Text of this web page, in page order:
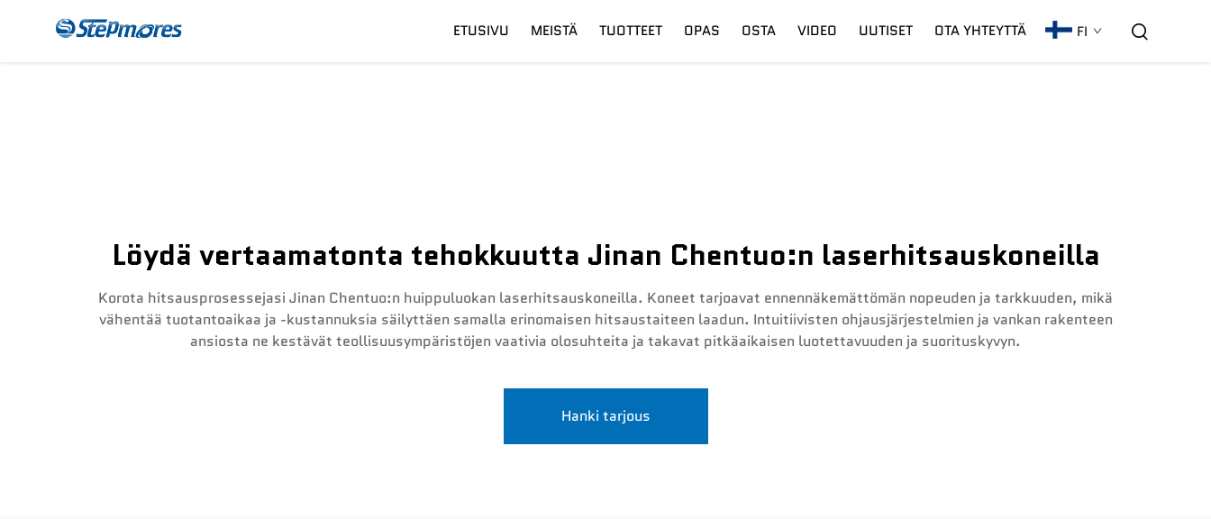
ETUSIVU MEISTÄ TUOTTEET OPAS OSTA VIDEO UUTISET OTA YHTEYTTÄ FI
Löydä vertaamatonta tehokkuutta Jinan Chentuo:n laserhitsauskoneilla
Korota hitsausprosessejasi Jinan Chentuo:n huippuluokan laserhitsauskoneilla. Koneet tarjoavat ennennäkemättömän nopeuden ja tarkkuuden, mikä
vähentää tuotantoaikaa ja -kustannuksia säilyttäen samalla erinomaisen hitsaustaiteen laadun. Intuitiivisten ohjausjärjestelmien ja vankan rakenteen
ansiosta ne kestävät teollisuusympäristöjen vaativia olosuhteita ja takavat pitkäaikaisen luotettavuuden ja suorituskyvyn.
Hanki tarjous